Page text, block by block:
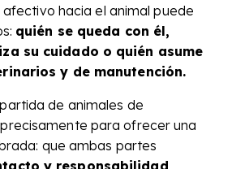
hacia el animal puede
quién se queda con él,
su cuidado o quién asume
y de manutención.
de animales de
para ofrecer una
que ambas partes